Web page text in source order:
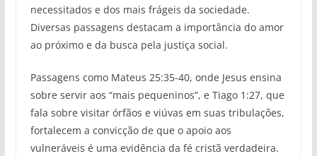
necessitados e dos mais frágeis da sociedade.
Diversas passagens destacam a importância do amor
ao próximo e da busca pela justiça social.
Passagens como Mateus 25:35-40, onde Jesus ensina
sobre servir aos “mais pequeninos”, e Tiago 1:27, que
fala sobre visitar órfãos e viúvas em suas tribulações,
fortalecem a convicção de que o apoio aos
vulneráveis é uma evidência da fé cristã verdadeira.